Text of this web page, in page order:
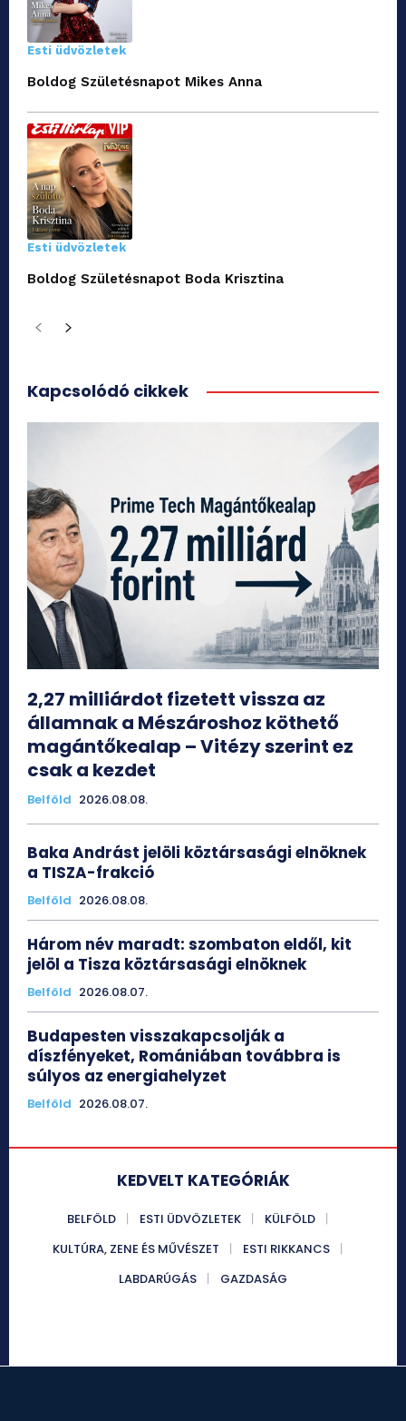
Esti üdvözletek
Boldog Születésnapot Mikes Anna
Esti üdvözletek
Boldog Születésnapot Boda Krisztina
Kapcsolódó cikkek
2,27 milliárdot fizetett vissza az
államnak a Mészároshoz köthető
magántőkealap – Vitézy szerint ez
csak a kezdet
Belföld 2026.08.08.
Baka Andrást jelöli köztársasági elnöknek
a TISZA-frakció
Belföld 2026.08.08.
Három név maradt: szombaton eldől, kit
jelöl a Tisza köztársasági elnöknek
Belföld 2026.08.07.
Budapesten visszakapcsolják a
díszfényeket, Romániában továbbra is
súlyos az energiahelyzet
Belföld 2026.08.07.
KEDVELT KATEGÓRIÁK
BELFÖLD ESTI ÜDVÖZLETEK
KÜLFÖLD
KULTÚRA, ZENE ÉS MŰVÉSZET
ESTI RIKKANCS
LABDARÚGÁS
GAZDASÁG